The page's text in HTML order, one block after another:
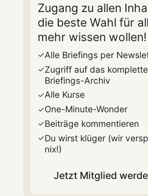
Zugang zu allen
die beste Wahl für
mehr wissen wollen!
Alle Briefings per
Zugriff auf das komplette
Briefings-Archiv
Alle Kurse
One-Minute-Wonder
Beiträge kommentieren
Du wirst klüger (wir
nix!)
Jetzt Mitglied